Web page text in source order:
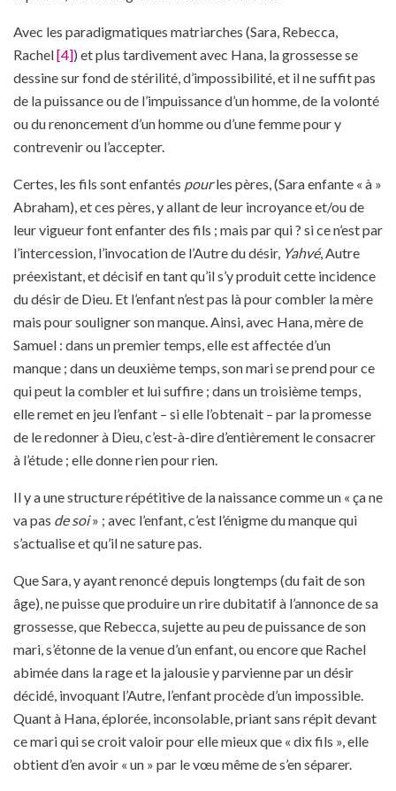
Avec les paradigmatiques matriarches (Sara, Rebecca,
Rachel[4]) et plus tardivement avec Hana, la grossesse se
dessine sur fond de stérilité, d’impossibilité, et il ne suffit pas
de la puissance ou de l’impuissance d’un homme, de la volonté
ou du renoncement d’un homme ou d’une femme pour y
contrevenir ou l’accepter.
Certes, les fils sont enfantés pourles pères, (Sara enfante « à »
Abraham), et ces pères, y allant de leur incroyance et/ou de
leur vigueur font enfanter des fils ; mais par qui ? si ce n’est par
l’intercession, l’invocation de l’Autre du désir, Yahvé, Autre
préexistant, et décisif en tant qu’il s’y produit cette incidence
du désir de Dieu. Et l’enfant n’est pas là pour combler la mère
mais pour souligner son manque. Ainsi, avec Hana, mère de
Samuel : dans un premier temps, elle est affectée d’un
manque ; dans un deuxième temps, son mari se prend pour ce
qui peut la combler et lui suffire ; dans un troisième temps,
elle remet en jeu l’enfant – si elle l’obtenait – par la promesse
de le redonner à Dieu, c’est-à-dire d’entièrement le consacrer
à l’étude ; elle donne rien pour rien.
Il y a une structure répétitive de la naissance comme un « ça ne
va pas de soi» ; avec l’enfant, c’est l’énigme du manque qui
s’actualise et qu’il ne sature pas.
Que Sara, y ayant renoncé depuis longtemps (du fait de son
âge), ne puisse que produire un rire dubitatif à l’annonce de sa
grossesse, que Rebecca, sujette au peu de puissance de son
mari, s’étonne de la venue d’un enfant, ou encore que Rachel
abimée dans la rage et la jalousie y parvienne par un désir
décidé, invoquant l’Autre, l’enfant procède d’un impossible.
Quant à Hana, éplorée, inconsolable, priant sans répit devant
ce mari qui se croit valoir pour elle mieux que « dix fils », elle
obtient d’en avoir « un » par le vœu même de s’en séparer.